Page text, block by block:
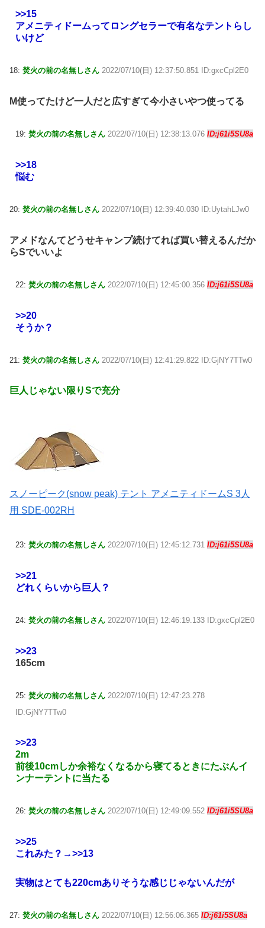
>>15
アメニティドームってロングセラーで有名なテントらし
いけど
18: 焚火の前の名無しさん 2022/07/10(日) 12:37:50.851 ID:gxcCpl2E0
M使ってたけど一人だと広すぎて今小さいやつ使ってる
19: 焚火の前の名無しさん 2022/07/10(日) 12:38:13.076 ID:j61i5SU8a
>>18
悩む
20: 焚火の前の名無しさん 2022/07/10(日) 12:39:40.030 ID:UytahLJw0
アメドなんてどうせキャンプ続けてれば買い替えるんだか
らSでいいよ
22: 焚火の前の名無しさん 2022/07/10(日) 12:45:00.356 ID:j61i5SU8a
>>20
そうか？
21: 焚火の前の名無しさん 2022/07/10(日) 12:41:29.822 ID:GjNY7TTw0
巨人じゃない限りSで充分
スノーピーク(snow peak) テント アメニティドームS 3人
用 SDE-002RH
23: 焚火の前の名無しさん 2022/07/10(日) 12:45:12.731 ID:j61i5SU8a
>>21
どれくらいから巨人？
24: 焚火の前の名無しさん 2022/07/10(日) 12:46:19.133 ID:gxcCpl2E0
>>23
165cm
25: 焚火の前の名無しさん 2022/07/10(日) 12:47:23.278
ID:GjNY7TTw0
>>23
2m
前後10cmしか余裕なくなるから寝てるときにたぶんイ
ンナーテントに当たる
26: 焚火の前の名無しさん 2022/07/10(日) 12:49:09.552 ID:j61i5SU8a
>>25
これみた？→>>13
実物はとても220cmありそうな感じじゃないんだが
27: 焚火の前の名無しさん 2022/07/10(日) 12:56:06.365 ID:j61i5SU8a